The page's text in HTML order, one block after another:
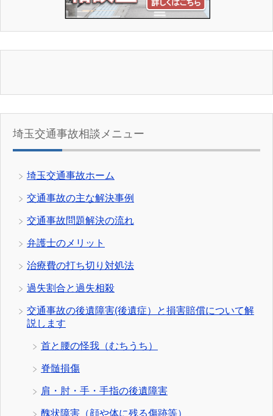
埼玉交通事故相談メニュー
埼玉交通事故ホーム
交通事故の主な解決事例
交通事故問題解決の流れ
弁護士のメリット
治療費の打ち切り対処法
過失割合と過失相殺
交通事故の後遺障害(後遺症）と損害賠償について解
説します
首と腰の怪我（むちうち）
脊髄損傷
肩・肘・手・手指の後遺障害
醜状障害（顔や体に残る傷跡等）